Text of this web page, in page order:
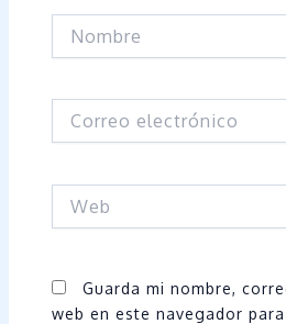
electrónico
Guarda mi nombre,
web en este navegador